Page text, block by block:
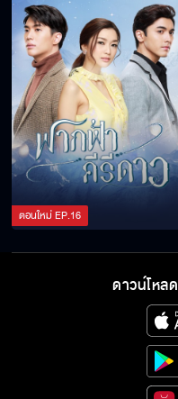
ตอนใหม่EP.16
ดาวน์โหลด